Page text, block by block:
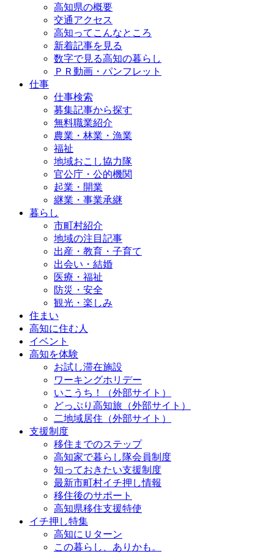
高知県の概要
交通アクセス
高知ってこんなところ
新着記事を見る
数字で見る高知の暮らし
ＰＲ動画・パンフレット
仕事
仕事検索
募集記事から探す
無料職業紹介
農業・林業・漁業
福祉
地域おこし協力隊
官公庁・公的機関
起業・開業
継業・事業承継
暮らし
市町村紹介
地域の注目記事
出産・教育・子育て
出会い・結婚
医療・福祉
防災・安全
観光・楽しみ
住まい
高知に住む人
イベント
高知を体験
お試し滞在施設
ワーキングホリデー
いこうち！（外部サイト）
どっぷり高知旅（外部サイト）
二地域居住（外部サイト）
支援制度
移住までのステップ
高知家で暮らし隊会員制度
知っておきたい支援制度
最新市町村イチ押し情報
移住後のサポート
高知県移住支援特使
イチ押し特集
高知にＵターン
この暮らし、ありかも。